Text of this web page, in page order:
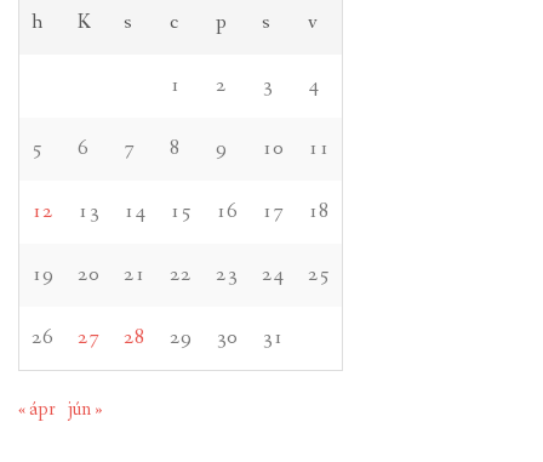
h K s c p s v
1 2 3 4
5 6 7 8 9 10 11
12 13 14 15 16 17 18
19 20 21 22 23 24 25
26 27 28 29 30 31
« ápr jún »